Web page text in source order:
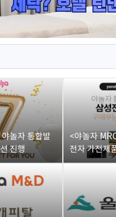
놀자 통합발
진행
<야놀자
전자 가전제